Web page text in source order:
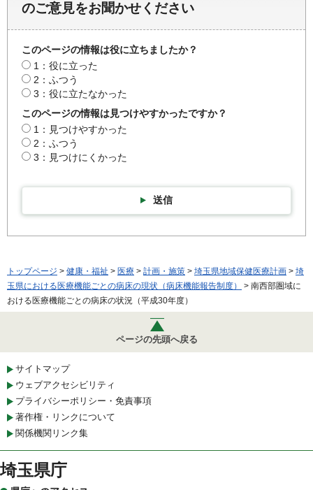
のご意見をお聞かせください
このページの情報は役に立ちましたか？
1：役に立った
2：ふつう
3：役に立たなかった
このページの情報は見つけやすかったですか？
1：見つけやすかった
2：ふつう
3：見つけにくかった
送信
トップページ > 健康・福祉 > 医療 > 計画・施策 > 埼玉県地域保健医療計画 > 埼
玉県における医療機能ごとの病床の現状（病床機能報告制度）
> 南西部圏域に
おける医療機能ごとの病床の状況（平成30年度）
ページの先頭へ戻る
サイトマップ
ウェブアクセシビリティ
プライバシーポリシー・免責事項
著作権・リンクについて
関係機関リンク集
埼玉県庁